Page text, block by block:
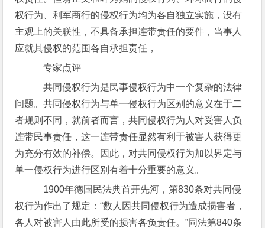
权行为、利军商行的侵权行为均为各自独立实施，没有
主观上的关联性，不具备承担连带责任的要件，当事人
应就其侵权的范围各自承担责任，
专家点评
共同侵权行为是民事侵权行为中一个复杂的法律
问题。共同侵权行为与单一侵权行为区别的意义在于二
者规则不同，就前者而言，共同侵权行为人对受害人负
连带民事责任，这一连带责任显然有利于被害人获得更
为充分有效的补偿。因此，对共同侵权行为加以界定与
单一侵权行为进行区别有着十分重要的意义。
1900年德国民法典首开先河，第830条对共同侵
权行为作出了规定：“数人因共同侵权行为造成损害者，
各人对被害人由此所受的损害各负责任。”同法第840条